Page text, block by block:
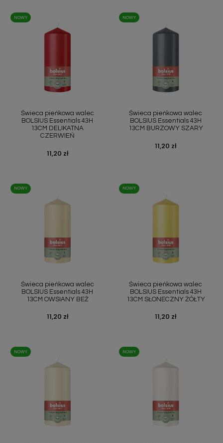
Świeca pieńkowa walec
BOLSIUS Essentials 43H
13CM DELIKATNA
CZERWIEŃ
Cena
11,20 zł
NOWY
Świeca pieńkowa walec
BOLSIUS Essentials 43H
13CM BURZOWY SZARY
Cena
11,20 zł
NOWY
Świeca pieńkowa walec
BOLSIUS Essentials 43H
13CM OWSIANY BEŻ
Cena
11,20 zł
NOWY
Świeca pieńkowa walec
BOLSIUS Essentials 43H
13CM SŁONECZNY ŻÓŁTY
Cena
11,20 zł
NOWY
NOWY NOWY